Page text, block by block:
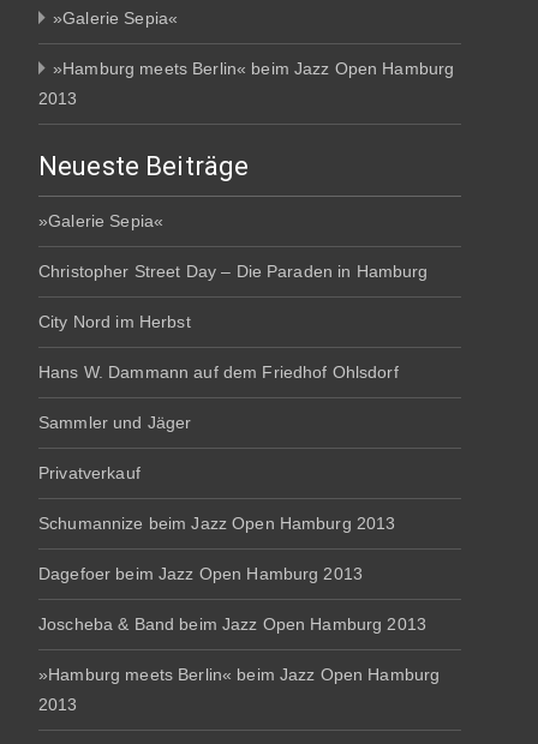
»Galerie Sepia«
»Hamburg meets Berlin« beim Jazz Open Hamburg
2013
Neueste Beiträge
»Galerie Sepia«
Christopher Street Day – Die Paraden in Hamburg
City Nord im Herbst
Hans W. Dammann auf dem Friedhof Ohlsdorf
Sammler und Jäger
Privatverkauf
Schumannize beim Jazz Open Hamburg 2013
Dagefoer beim Jazz Open Hamburg 2013
Joscheba & Band beim Jazz Open Hamburg 2013
»Hamburg meets Berlin« beim Jazz Open Hamburg
2013